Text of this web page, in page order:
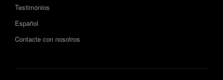
Testimonios
Español
Contacte con nosotros